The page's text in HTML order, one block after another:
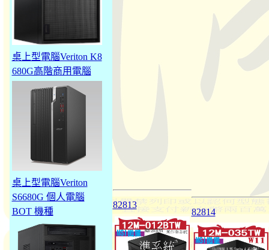
桌上型電腦Veriton K8
680G高階商用電腦
桌上型電腦Veriton
S6680G 個人電腦
BOT 機種
82813
82814